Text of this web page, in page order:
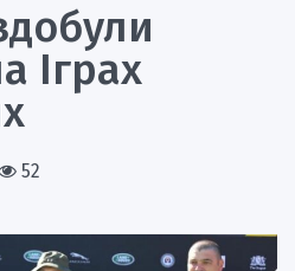
Іграх
52